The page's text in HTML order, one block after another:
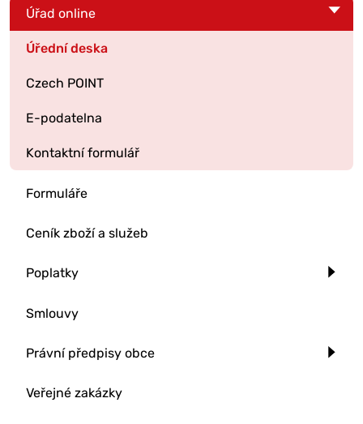
Úřad online
Úřední deska
Czech POINT
E-podatelna
Kontaktní formulář
Formuláře
Ceník zboží a služeb
Poplatky
Smlouvy
Právní předpisy obce
Veřejné zakázky